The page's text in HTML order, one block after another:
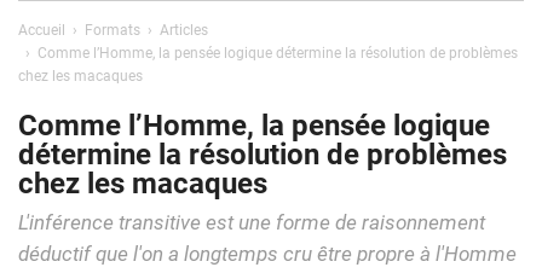
Accueil Formats
Articles
Comme l’Homme, la pensée logique détermine la résolution de problèmes
chez les macaques
Comme l’Homme, la pensée logique
détermine la résolution de problèmes
chez les macaques
L'inférence transitive est une forme de raisonnement
déductif que l'on a longtemps cru être propre à l'Homme